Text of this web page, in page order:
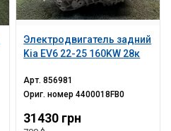
Электродвигатель задний
Kia EV6 22-25 160KW 28к
Арт.856981
Ориг. номер4400018FB0
31430 грн